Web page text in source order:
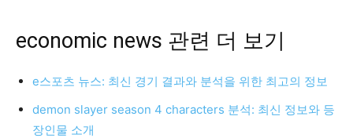
economic news 관련 더 보기
e스포츠 뉴스: 최신 경기 결과와 분석을 위한 최고의 정보
demon slayer season 4 characters 분석: 최신 정보와 등
장인물 소개